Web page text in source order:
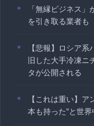
「無縁ビジネス
を引き取る業者も
【悲報】ロシア
旧した大手冷凍ニ
タが公開される
【これは重い】
本も持った”と世界